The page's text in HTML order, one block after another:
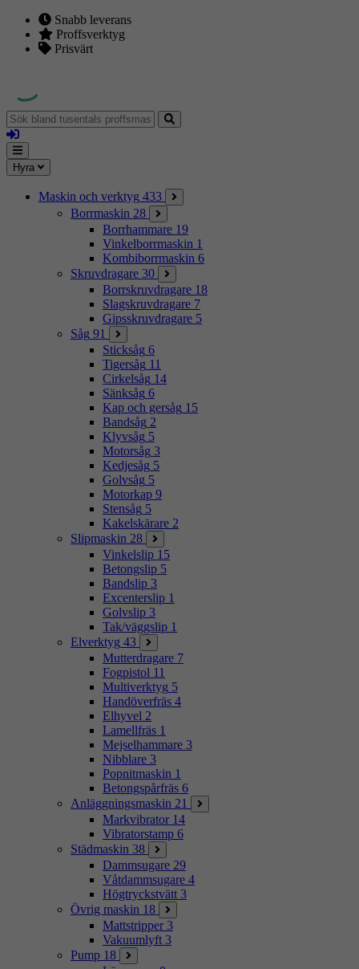
Snabb leverans
Proffsverktyg
Prisvärt
Sök
bland
tusentals
proffsmaskiner
Logga
in
Mina
sidor
Meny
Hyra
Maskin och verktyg 433
Borrmaskin 28
Borrhammare 19
Vinkelborrmaskin 1
Kombiborrmaskin 6
Skruvdragare 30
Borrskruvdragare 18
Slagskruvdragare 7
Gipsskruvdragare 5
Såg 91
Sticksåg 6
Tigersåg 11
Cirkelsåg 14
Sänksåg 6
Kap och gersåg 15
Bandsåg 2
Klyvsåg 5
Motorsåg 3
Kedjesåg 5
Golvsåg 5
Motorkap 9
Stensåg 5
Kakelskärare 2
Slipmaskin 28
Vinkelslip 15
Betongslip 5
Bandslip 3
Excenterslip 1
Golvslip 3
Tak/väggslip 1
Elverktyg 43
Mutterdragare 7
Fogpistol 11
Multiverktyg 5
Handöverfräs 4
Elhyvel 2
Lamellfräs 1
Mejselhammare 3
Nibblare 3
Popnitmaskin 1
Betongspårfräs 6
Anläggningsmaskin 21
Markvibrator 14
Vibratorstamp 6
Städmaskin 38
Dammsugare 29
Våtdammsugare 4
Högtryckstvätt 3
Övrig maskin 18
Mattstripper 3
Vakuumlyft 3
Pump 18